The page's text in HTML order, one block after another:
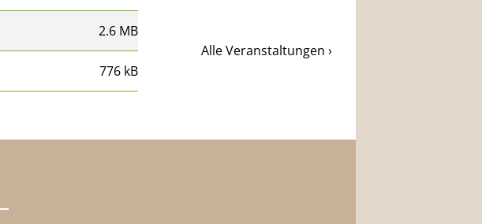
2.6 MB
776 kB
Alle Veranstaltungen ›